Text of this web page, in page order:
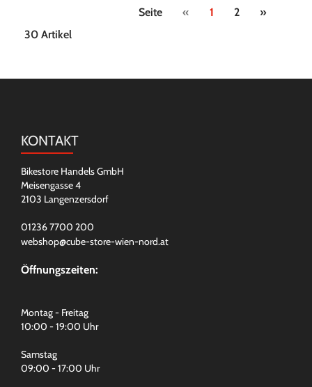
Seite « 1 2
»
30 Artikel
KONTAKT
Bikestore Handels GmbH
Meisengasse 4
2103 Langenzersdorf
01236 7700 200
webshop@cube-store-wien-nord.at
Öffnungszeiten:
Montag - Freitag
10:00 - 19:00 Uhr
Samstag
09:00 - 17:00 Uhr